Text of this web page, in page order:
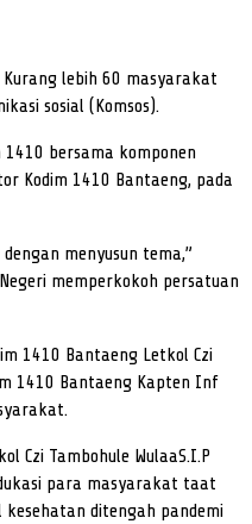
lebih 60 masyarakat
sosial (Komsos).
bersama komponen
Kodim 1410 Bantaeng, pada
menyusun tema,”
memperkokoh persatuan
1410 Bantaeng Letkol Czi
1410 Bantaeng Kapten Inf
Czi Tambohule WulaaS.I.P
para masyarakat taat
ditengah pandemi